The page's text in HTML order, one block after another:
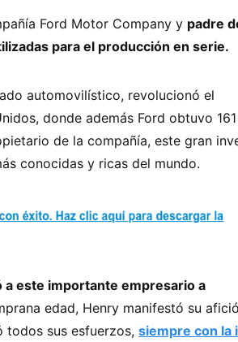
Ford Motor Company y padre
para el producción en serie.
automovilístico, revolucionó el
donde además Ford obtuvo 161
de la compañía, este gran
conocidas y ricas del mundo.
a este importante empresario a
edad, Henry manifestó su
todos sus esfuerzos, siempre con la